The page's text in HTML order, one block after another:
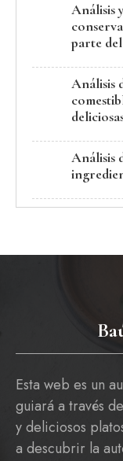
Análisis
parte
Análisis
Análisis
Esta web es un
guiará a través
y deliciosos
a descubrir la